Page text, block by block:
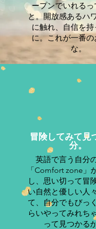
ープンでいれるっ
と。開放感あるハ
に触れ、自信を
に。これが一番
な。
冒険してみて見
分。
英語で言う自分
「Comfort zone」
し、思い切って冒
い自然と優しい人
て、自分でもびっ
らいやってみれち
って見つかる